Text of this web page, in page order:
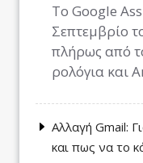
Το Google
Σεπτεμβρίο
πλήρως από
ρολόγια και
Αλλαγή Gmail:
και πως να το